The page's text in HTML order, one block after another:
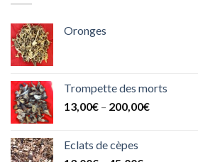
Oronges
Trompette des morts
13,00€ – 200,00€
Eclats de cèpes